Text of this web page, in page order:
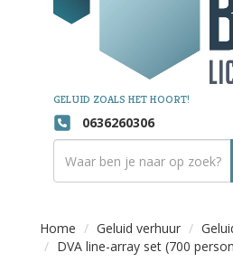
GELUID ZOALS HET HOORT!
0636260306
Home Geluid verhuur
DVA line-array set (700